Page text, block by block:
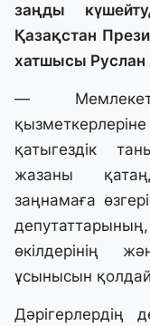
заңды
Қазақстан
хатшысы
—
қатыгездік
жазаны
заңнамаға
өкілдерінің
ұсынысын
Дәрігерлердің